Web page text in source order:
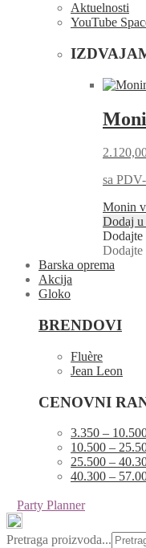
Aktuelnosti
YouTube
sa
Monin
Dodaj
Dodajte
Dodajte
Barska oprema
Akcija
Gloko
BRENDOVI
Fluère
Jean Leon
CENOVNI
3.350 –
10.500 –
25.500 –
40.300 –
Party Planner
Pretraga proizvoda...